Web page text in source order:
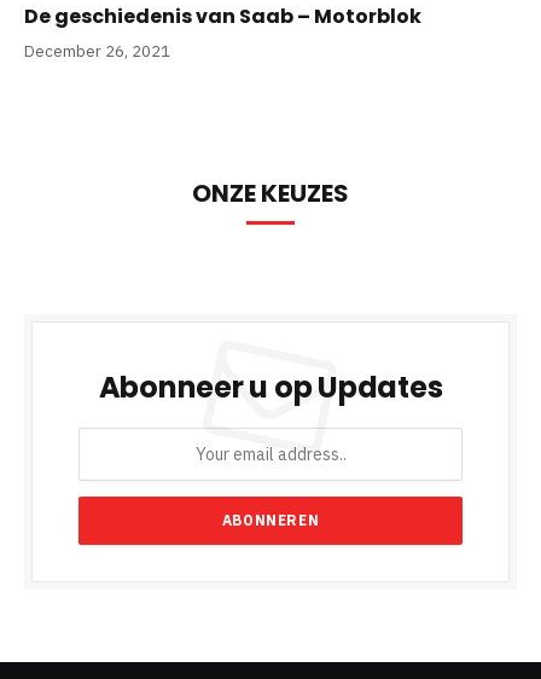
De geschiedenis van Saab – Motorblok
December 26, 2021
ONZE KEUZES
Abonneer u op Updates